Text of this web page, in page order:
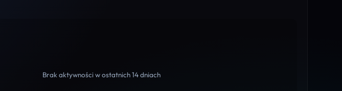
Brak aktywności w ostatnich 14 dniach